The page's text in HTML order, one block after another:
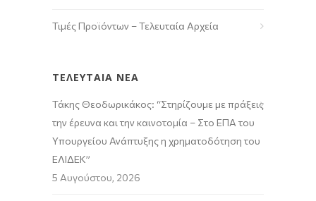
Τιμές Προϊόντων – Τελευταία Αρχεία
ΤΕΛΕΥΤΑΙΑ ΝΕΑ
Τάκης Θεοδωρικάκος: “Στηρίζουμε με πράξεις
την έρευνα και την καινοτομία – Στο ΕΠΑ του
Υπουργείου Ανάπτυξης η χρηματοδότηση του
ΕΛΙΔΕΚ”
5 Αυγούστου, 2026